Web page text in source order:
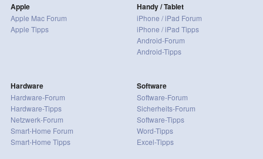
Apple
Apple Mac Forum
Apple Tipps
Handy / Tablet
iPhone / iPad Forum
iPhone / iPad Tipps
Android-Forum
Android-Tipps
Hardware
Hardware-Forum
Hardware-Tipps
Netzwerk-Forum
Smart-Home Forum
Smart-Home Tipps
Software
Software-Forum
Sicherheits-Forum
Software-Tipps
Word-Tipps
Excel-Tipps